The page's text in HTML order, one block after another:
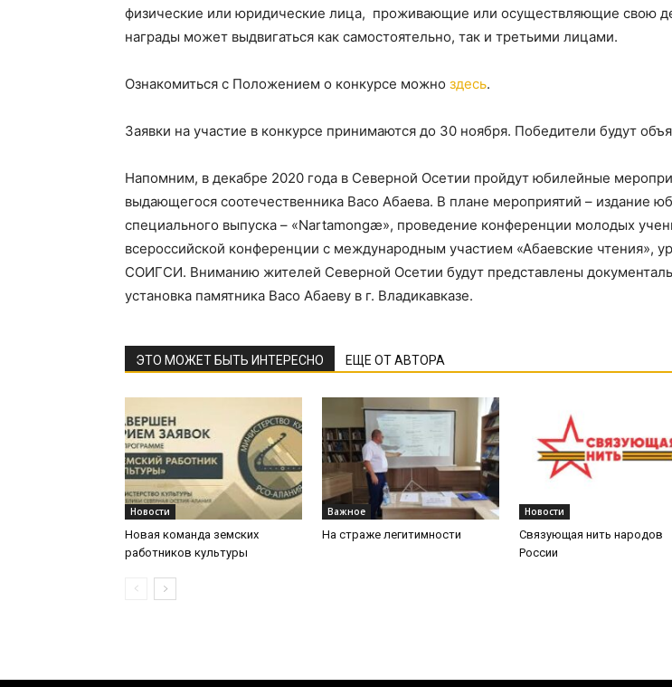
физические или юридические лица, проживающие или осуществляющие свою
награды может выдвигаться как самостоятельно, так и третьими лицами.
Ознакомиться с Положением о конкурсе можно здесь.
Заявки на участие в конкурсе принимаются до 30 ноября. Победители будут
Напомним, в декабре 2020 года в Северной Осетии пройдут юбилейные
выдающегося соотечественника Васо Абаева. В плане мероприятий – издание
специального выпуска – «Nartamongæ», проведение конференции молодых
всероссийской конференции с международным участием «Абаевские чтения»,
СОИГСИ. Вниманию жителей Северной Осетии будут представлены
установка памятника Васо Абаеву в г. Владикавказе.
ЭТО МОЖЕТ БЫТЬ ИНТЕРЕСНО ЕЩЕ ОТ АВТОРА
Новости
Новая команда земских
работников культуры
Важное
На страже легитимности
Новости
Связующая нить народов
России